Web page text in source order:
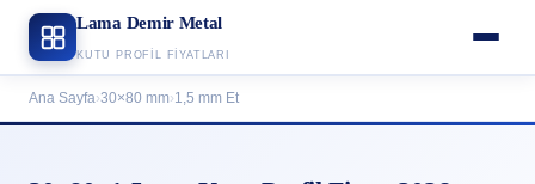
Lama Demir Metal
KUTU PROFIL FIYATLARI
Ana Sayfa›30×80 mm›1,5 mm Et